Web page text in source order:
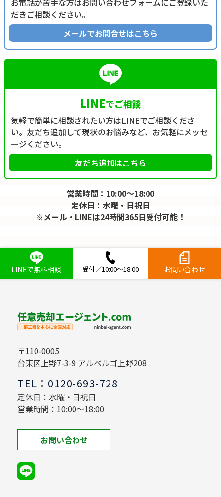
だきご相談ください。
メールでお問合せはこちら
LINEでご相談
気軽で簡単に相談されたい方はLINEでご相談くださ
い。友だち追加して現状のお悩みなど、お気軽にメッセ
ージください。
友だち追加はこちら
営業時間：10:00～18:00
定休日：水曜・日祝日
※メール・LINEは24時間365日受付可能！
LINEで無料相談 受付／10:00～18:00 お問い合わせ
〒110-0005
台東区上野7-3-9 アルベルゴ上野208
TEL：0120-693-728
定休日：水曜・日祝日
営業時間：10:00～18:00
お問い合わせ